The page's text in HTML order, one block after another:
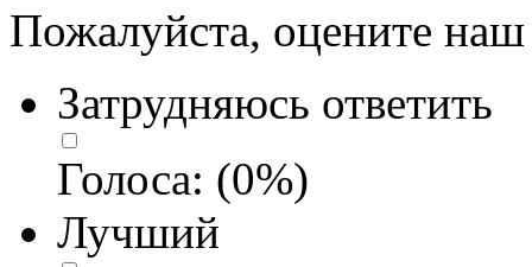
Пожалуйста, оцените наш
Затрудняюсь ответить
Голоса: (0%)
Лучший